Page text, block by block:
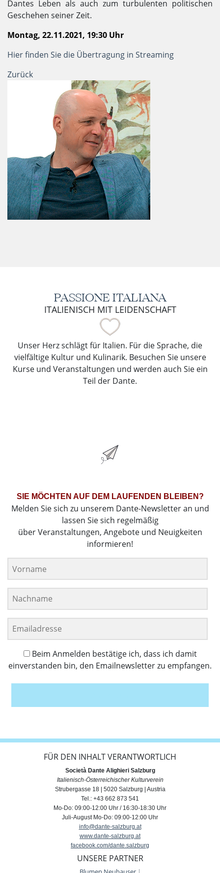
Dantes Leben als auch zum turbulenten politischen
Geschehen seiner Zeit.
Montag, 22.11.2021, 19:30 Uhr
Hier finden Sie die Übertragung in Streaming
Zurück
PASSIONE ITALIANA
ITALIENISCH MIT LEIDENSCHAFT
Unser Herz schlägt für Italien. Für die Sprache, die
vielfältige Kultur und Kulinarik. Besuchen Sie unsere
Kurse und Veranstaltungen und werden auch Sie ein
Teil der Dante.
SIE MÖCHTEN AUF DEM LAUFENDEN BLEIBEN?
Melden Sie sich zu unserem Dante-Newsletter an und
lassen Sie sich regelmäßig
über Veranstaltungen, Angebote und Neuigkeiten
informieren!
Beim Anmelden bestätige ich, dass ich damit
einverstanden bin, den Emailnewsletter zu empfangen.
FÜR DEN INHALT VERANTWORTLICH
Società Dante Alighieri Salzburg
Italienisch-Österreichischer Kulturverein
Strubergasse 18 | 5020 Salzburg | Austria
Tel.: +43 662 873 541
Mo-Do: 09:00-12:00 Uhr / 16:30-18:30 Uhr
Juli-August Mo-Do: 09:00-12:00 Uhr
info@dante-salzburg.at
www.dante-salzburg.at
facebook.com/dante.salzburg
UNSERE PARTNER